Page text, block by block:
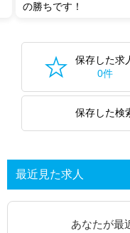
の勝ちです！
保存した求
0件
保存した検
最近見た求人
あなたが最